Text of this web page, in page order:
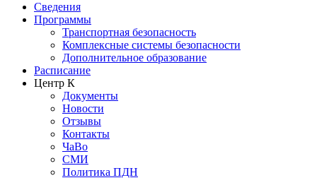
Сведения
Программы
Транспортная безопасность
Комплексные системы безопасности
Дополнительное образование
Расписание
Центр К
Документы
Новости
Отзывы
Контакты
ЧаВо
СМИ
Политика ПДН